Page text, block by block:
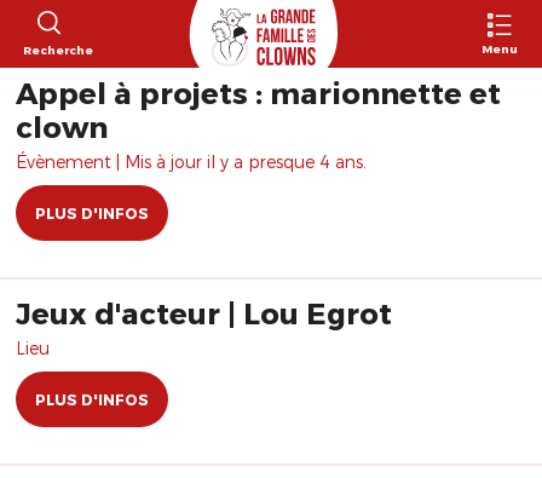
Recherche Menu
Appel à projets : marionnette et
clown
Évènement | Mis à jour il y a presque 4 ans.
PLUS D'INFOS
Jeux d'acteur | Lou Egrot
Lieu
PLUS D'INFOS